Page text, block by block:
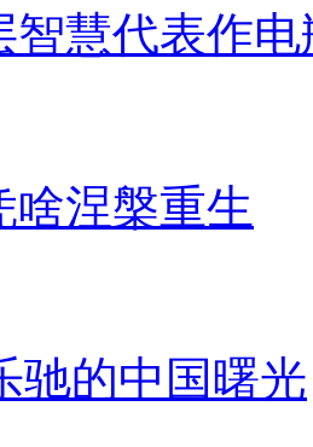
智慧代表作电
啥涅槃重生
驰的中国曙光